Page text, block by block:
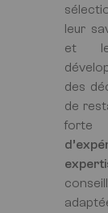
leur
et
des
de